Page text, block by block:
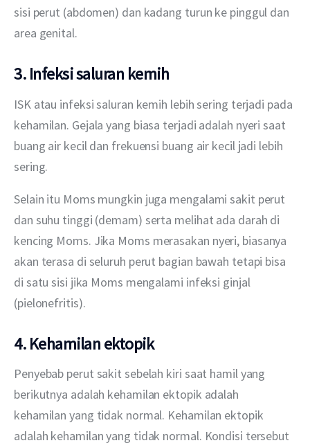
sisi perut (abdomen) dan kadang turun ke pinggul dan
area genital.
3. Infeksi saluran kemih
ISK atau infeksi saluran kemih lebih sering terjadi pada
kehamilan. Gejala yang biasa terjadi adalah nyeri saat
buang air kecil dan frekuensi buang air kecil jadi lebih
sering.
Selain itu Moms mungkin juga mengalami sakit perut
dan suhu tinggi (demam) serta melihat ada darah di
kencing Moms. Jika Moms merasakan nyeri, biasanya
akan terasa di seluruh perut bagian bawah tetapi bisa
di satu sisi jika Moms mengalami infeksi ginjal
(pielonefritis).
4. Kehamilan ektopik
Penyebab perut sakit sebelah kiri saat hamil yang
berikutnya adalah kehamilan ektopik adalah
kehamilan yang tidak normal. Kehamilan ektopik
adalah kehamilan yang tidak normal. Kondisi tersebut